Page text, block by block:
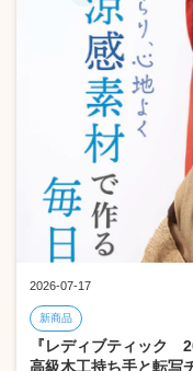
2026-07-17
新商品
『レディブティック
高級木工持ち手と転写